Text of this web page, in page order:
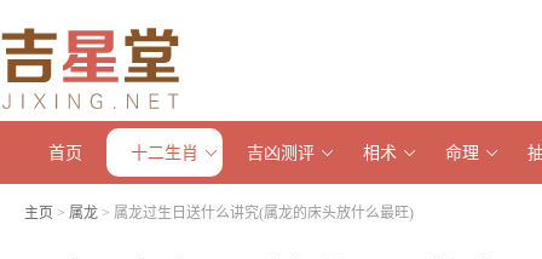
首页 十二生肖 吉凶测评 相术 命理
主页 > 属龙 > 属龙过生日送什么讲究(属龙的床头放什么最旺)